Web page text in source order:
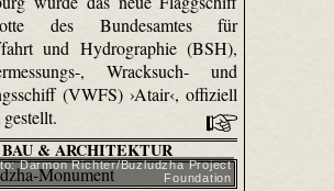
des Bundesamtes für
und Hydrographie (BSH),
, Wracksuch- und
(VWFS) ›Atair‹, offiziell
BAU & ARCHITEKTUR
Darmon Richter/Buzludzha Project
Foundation